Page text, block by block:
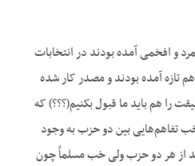
و افخمی آمده بودند در انتخابات
تازه آمده بودند و مصدر کار شده
را هم باید ما قبول بکنیم(؟؟؟) که
تفاهم‌هایی بین دو حزب به وجود
از هر دو حزب ولی خب مسلماً چون